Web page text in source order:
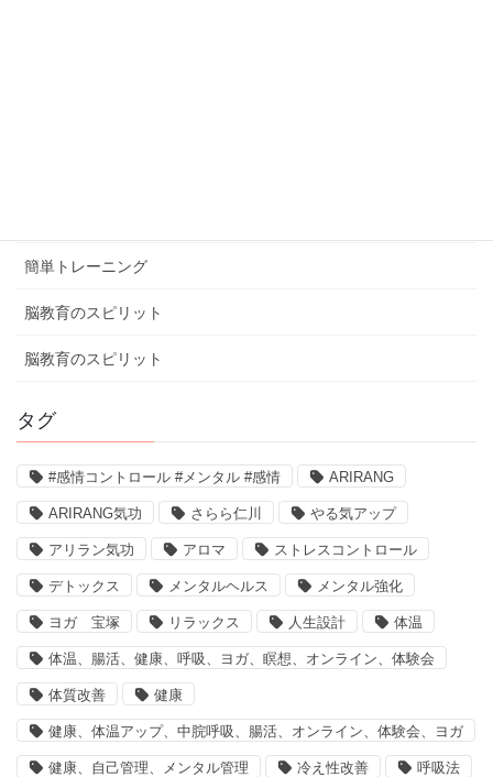
簡単トレーニング
脳教育のスピリット
脳教育のスピリット
タグ
#感情コントロール #メンタル #感情 ARIRANG
ARIRANG気功 さらら仁川 やる気アップ
アリラン気功 アロマ ストレスコントロール
デトックス メンタルヘルス メンタル強化
ヨガ 宝塚 リラックス 人生設計 体温
体温、腸活、健康、呼吸、ヨガ、瞑想、オンライン、体験会
体質改善 健康
健康、体温アップ、中脘呼吸、腸活、オンライン、体験会、ヨガ
健康、自己管理、メンタル管理 冷え性改善 呼吸法